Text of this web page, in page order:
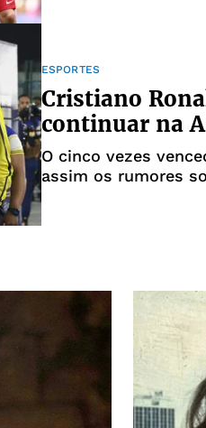
ESPORTES
Cristiano
continuar na
O cinco vezes
assim os rumores